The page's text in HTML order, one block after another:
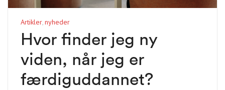
Artikler nyheder
Hvor finder jeg ny
viden, når jeg er
færdiguddannet?